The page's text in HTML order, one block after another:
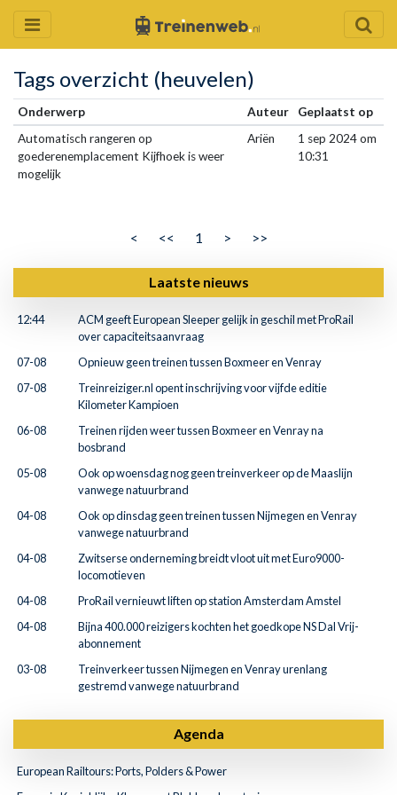
Tags overzicht (heuvelen)
Onderwerp Auteur
Geplaatst op
Automatisch rangeren op
goederenemplacement Kijfhoek is weer
mogelijk
Ariën
1 sep 2024 om
10:31
< << 1 > >>
Laatste nieuws
12:44
ACM geeft European Sleeper gelijk in geschil met ProRail
over capaciteitsaanvraag
07-08
Opnieuw geen treinen tussen Boxmeer en Venray
07-08
Treinreiziger.nl opent inschrijving voor vijfde editie
Kilometer Kampioen
06-08
Treinen rijden weer tussen Boxmeer en Venray na
bosbrand
05-08
Ook op woensdag nog geen treinverkeer op de Maaslijn
vanwege natuurbrand
04-08
Ook op dinsdag geen treinen tussen Nijmegen en Venray
vanwege natuurbrand
04-08
Zwitserse onderneming breidt vloot uit met Euro9000-
locomotieven
04-08
ProRail vernieuwt liften op station Amsterdam Amstel
04-08
Bijna 400.000 reizigers kochten het goedkope NS Dal Vrij-
abonnement
03-08
Treinverkeer tussen Nijmegen en Venray urenlang
gestremd vanwege natuurbrand
Agenda
European Railtours: Ports, Polders & Power